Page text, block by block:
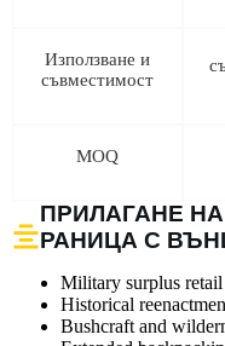
Използване и
съвместимост
MOQ
ПРИЛАГАНЕ
РАНИЦА С
Military surplus
Historical
Bushcraft and